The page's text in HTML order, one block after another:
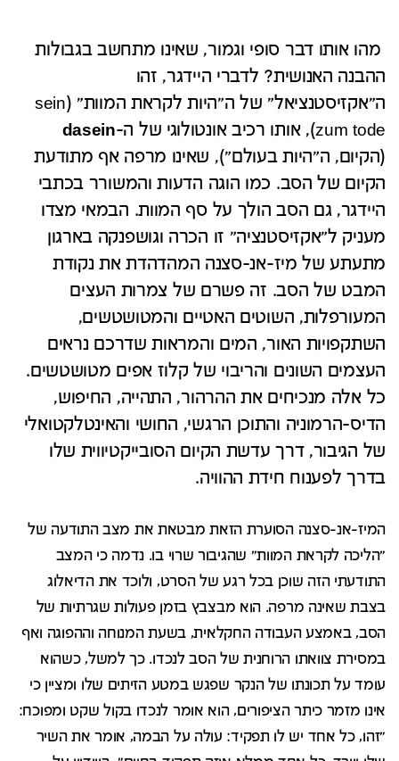
מהו אותו דבר סופי וגמור, שאינו מתחשב בגבולות
ההבנה האנושית? לדברי היידגר, זהו
ה"אקזיסטנציאל" של ה"היות לקראת המוות" (sein
zum tode), אותו רכיב אונטולוגי של ה-
dasein
(הקיום, ה"היות בעולם"), שאינו מרפה אף מתודעת
הקיום של הסב. כמו הוגה הדעות והמשורר בכתבי
היידגר, גם הסב הולך על סף המוות. הבמאי מצדו
מעניק ל"אקזיסטנציה" זו הכרה וגושפנקה בארגון
מתעתע של מיז-אנ-סצנה המהדהדת את נקודת
המבט של הסב. זה פשרם של צמרות העצים
המעורפלות, השוטים האטיים והמטושטשים,
השתקפויות האור, המים והמראות שדרכם נראים
העצמים השונים והריבוי של קלוז אפים מטושטשים.
כל אלה מנכיחים את ההרהור, התהייה, החיפוש,
הדיס-הרמוניה והתוכן הרגשי, החושי והאינטלקטואלי
של הגיבור, דרך עדשת הקיום הסובייקטיווית שלו
בדרך לפענוח חידת ההוויה.
המיז-אנ-סצנה הסוערת הזאת מבטאת את מצב התודעה של
"הליכה לקראת המוות" שהגיבור שרוי בו. נדמה כי המצב
התודעתי הזה שוכן בכל רגע של הסרט, ולוכד את הדיאלוג
בצבת שאינה מרפה. הוא מבצבץ בזמן פעולות שגרתיות של
הסב, באמצע העבודה החקלאית, בשעת המנוחה וההפוגה ואף
במסירת צוואתו הרוחנית של הסב לנכדו. כך למשל, כשהוא
עומד על תכונתו של הנקר שפגש במטע הזיתים שלו ומציין כי
אינו מזמר כיתר הציפורים, הוא אומר לנכדו בקול שקט ומפוכח:
"זהו, כל אחד יש לו תפקיד: עולה על הבמה, אומר את השיר